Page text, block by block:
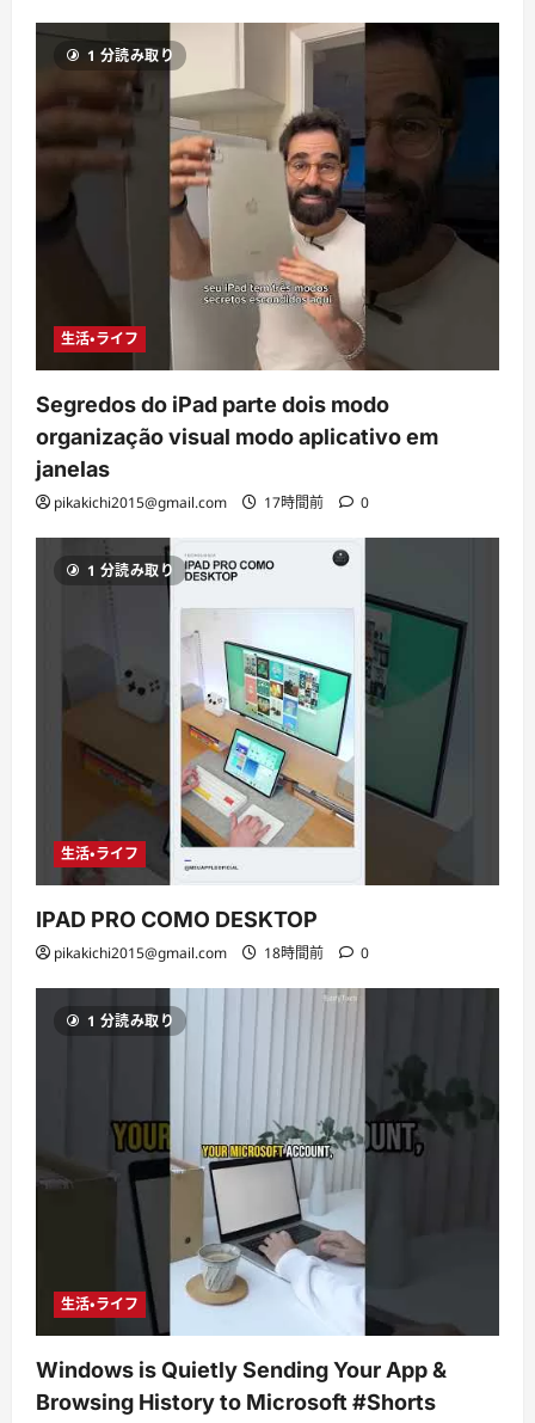
1 分読み取り
生活・ライフ
Segredos do iPad parte dois modo
organização visual modo aplicativo em
janelas
pikakichi2015@gmail.com 17時間前 0
1 分読み取り
生活・ライフ
IPAD PRO COMO DESKTOP
pikakichi2015@gmail.com 18時間前 0
1 分読み取り
生活・ライフ
Windows is Quietly Sending Your App &
Browsing History to Microsoft #Shorts